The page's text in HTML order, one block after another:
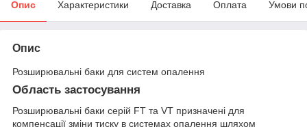
Опис Характеристики Доставка Оплата Умови
Опис
Розширювальні баки для систем опалення
Область застосування
Розширювальні баки серій FT та VT призначені для
компенсації зміни тиску в системах опалення шляхом